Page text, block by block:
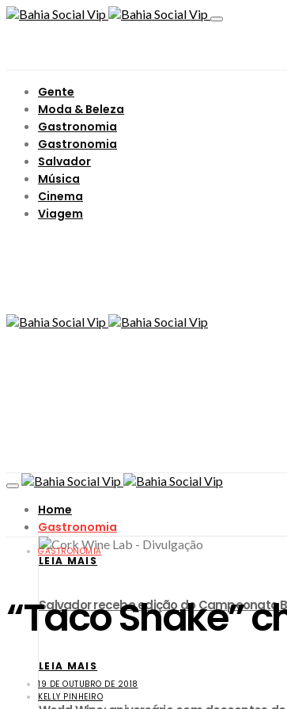
Gente
Moda & Beleza
Gastronomia
Gastronomia
Salvador
Música
Cinema
Viagem
Home
Gastronomia
LEIA MAIS
​Salvador recebe edição do Campeonato
LEIA MAIS
GASTRONOMIA
“Taco Shake”
19 DE OUTUBRO DE 2018
KELLY PINHEIRO